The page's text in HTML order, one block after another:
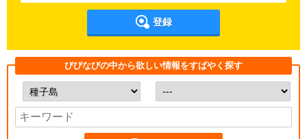
登録
びびなびの中から欲しい情報をすばやく探す